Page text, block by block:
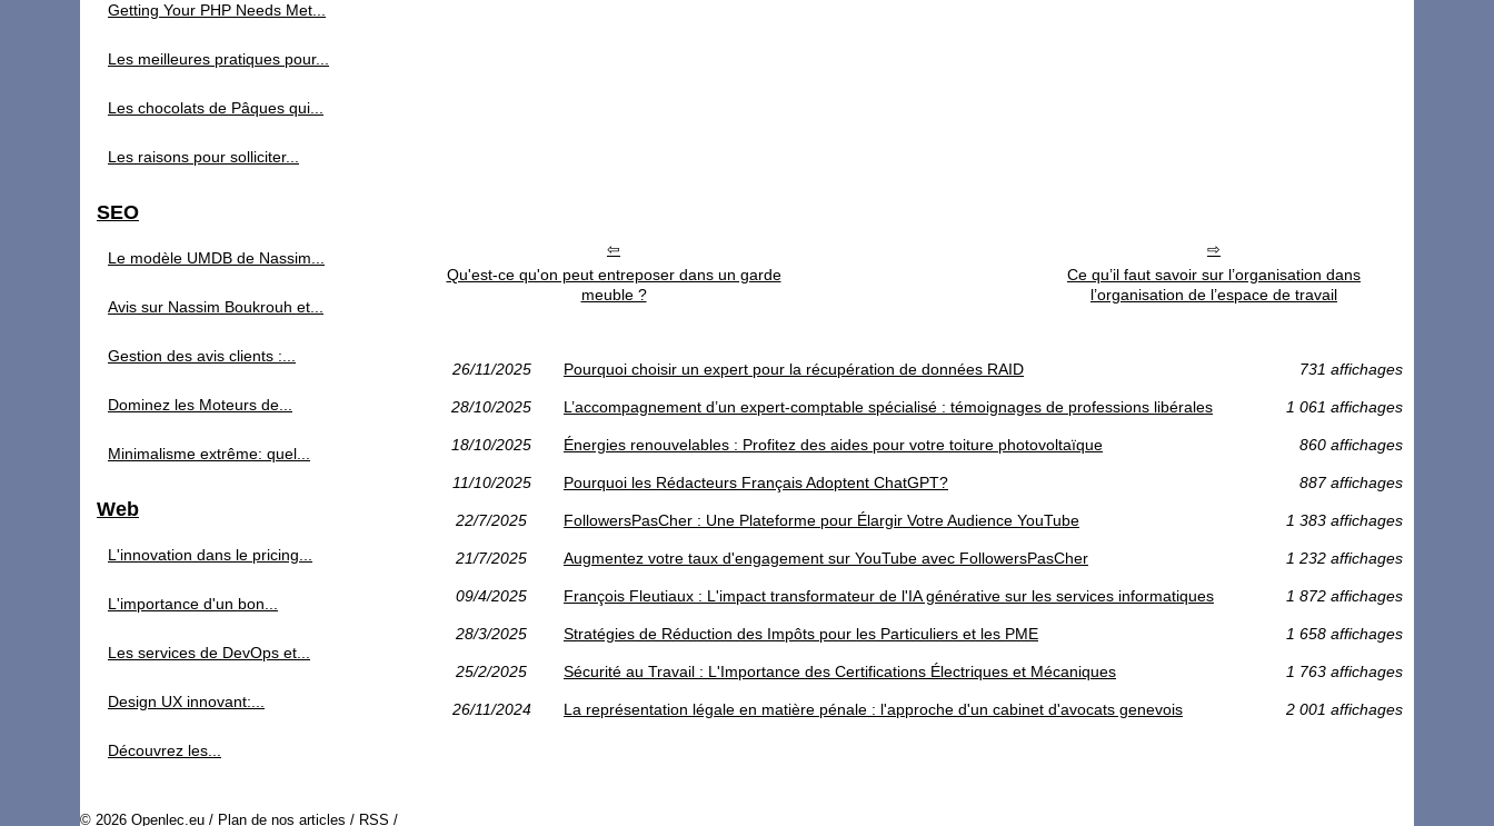
Qu'est-ce qu'on peut entreposer dans un garde
meuble ?
Ce qu’il faut savoir sur l’organisation dans
l’organisation de l’espace de travail
26/11/2025 Pourquoi choisir un expert pour la récupération de données RAID 731 affichages
28/10/2025 L’accompagnement d’un expert-comptable spécialisé : témoignages de professions libérales 1 061 affichages
18/10/2025 Énergies renouvelables : Profitez des aides pour votre toiture photovoltaïque 860 affichages
11/10/2025 Pourquoi les Rédacteurs Français Adoptent ChatGPT? 887 affichages
22/7/2025 FollowersPasCher : Une Plateforme pour Élargir Votre Audience YouTube 1 383 affichages
21/7/2025 Augmentez votre taux d'engagement sur YouTube avec FollowersPasCher 1 232 affichages
09/4/2025 François Fleutiaux : L'impact transformateur de l'IA générative sur les services informatiques 1 872 affichages
28/3/2025 Stratégies de Réduction des Impôts pour les Particuliers et les PME 1 658 affichages
25/2/2025 Sécurité au Travail : L'Importance des Certifications Électriques et Mécaniques 1 763 affichages
26/11/2024 La représentation légale en matière pénale : l'approche d'un cabinet d'avocats genevois 2 001 affichages
Getting Your PHP Needs Met...
Les meilleures pratiques pour...
Les chocolats de Pâques qui...
Les raisons pour solliciter...
SEO
Le modèle UMDB de Nassim...
Avis sur Nassim Boukrouh et...
Gestion des avis clients :...
Dominez les Moteurs de...
Minimalisme extrême: quel...
Web
L'innovation dans le pricing...
L'importance d'un bon...
Les services de DevOps et...
Design UX innovant:...
Découvrez les...
© 2026 Openlec.eu / Plan de nos articles / RSS /